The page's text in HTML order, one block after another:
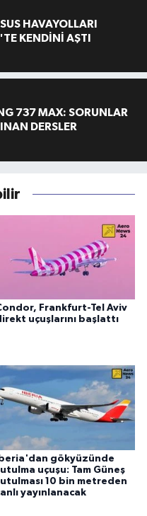
HAVAYOLLARI
KENDİNİ AŞTI
737 MAX: SORUNLAR
DERSLER
Frankfurt-Tel Aviv
uçuşlarını başlattı
Iberia'dan gökyüzünde
uçuşu: Tam Güneş
10 bin metreden
yayınlanacak